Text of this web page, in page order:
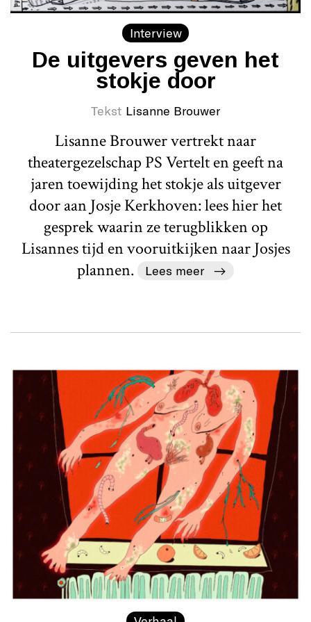
Interview
De uitgevers geven het
stokje door
Tekst Lisanne Brouwer
Lisanne Brouwer vertrekt naar
theatergezelschap PS Vertelt en geeft na
jaren toewijding het stokje als uitgever
door aan Josje Kerkhoven: lees hier het
gesprek waarin ze terugblikken op
Lisannes tijd en vooruitkijken naar Josjes
plannen.
Lees meer